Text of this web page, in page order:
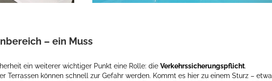
– ein Muss
ein weiterer wichtiger Punkt eine Rolle: die Verkehrssicherungspflicht.
Terrassen können schnell zur Gefahr werden. Kommt es hier zu einem Sturz – etwa